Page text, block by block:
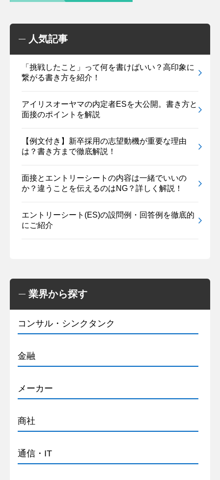
人気記事
「挑戦したこと」って何を書けばいい？高印象に
繋がる書き方を紹介！
アイリスオーヤマの内定者ESを大公開。書き方と
面接のポイントを解説
【例文付き】新卒採用の志望動機が重要な理由
は？書き方まで徹底解説！
面接とエントリーシートの内容は一緒でいいの
か？違うことを伝えるのはNG？詳しく解説！
エントリーシート(ES)の設問例・回答例を徹底的
にご紹介
業界から探す
コンサル・シンクタンク
金融
メーカー
商社
通信・IT